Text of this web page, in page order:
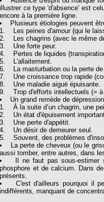
illustrer ce type 'd'absence' est
encore à la première ligne.
• Plusieurs étiologies peuvent
1. Les peines d'amour (qui le
2. Les chagrins (avec le même
3. Une forte peur.
4. Pertes de liquides
5. L'allaitement.
6. La masturbation ou la perte de
7. Une croissance trop rapide
8. Une maladie aiguë épuisante.
9. Trop d'efforts intellectuels (= à
• Un grand remède de
1. À la suite d’un chagrin, une
2. Un état d'épuisement
3. Une perte d'appétit.
4. Un désir de demeurer seul.
5. Souvent, des problèmes
• La perte de cheveux (ou le
aussi tomber, entre autres, dans
• Il ne faut pas sous-estimer
phosphore et de calcium. Dans
présents.
• C'est d'ailleurs pourquoi il
indifférents, manquant de